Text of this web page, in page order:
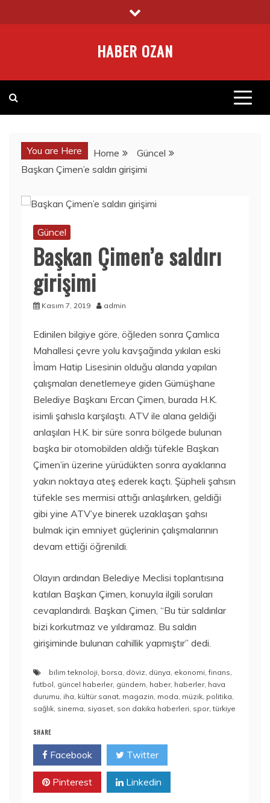
to
HABER OZAN
You are Here Home
Güncel
Başkan Çimen’e saldırı girişimi
Güncel
Başkan Çimen’e saldırı
girişimi
Kasım 7, 2019 admin
Edinilen bilgiye göre, öğleden sonra Çamlıca
Mahallesi çevre yolu kavşağında yıkılan eski
İmam Hatip Lisesinin olduğu alanda yapılan
çalışmaları denetlemeye giden Gümüşhane
Belediye Başkanı Ercan Çimen, burada H.K.
isimli şahısla karşılaştı. ATV ile alana geldiği
anlaşılan H.K. bir süre sonra bölgede bulunan
başka bir otomobilden aldığı tüfekle Başkan
Çimen’in üzerine yürüdükten sonra ayaklarına
yakın noktaya ateş ederek kaçtı. Şüpheli şahsın
tüfekle ses mermisi attığı anlaşılırken, geldiği
gibi yine ATV’ye binerek uzaklaşan şahsı
bulmak için emniyet güçlerinin çalışmalarının
devam ettiği öğrenildi.
Olayın ardından Belediye Meclisi toplantısına
katılan Başkan Çimen, konuyla ilgili soruları
cevaplandırdı. Başkan Çimen, “Bu tür saldırılar
bizi korkutmaz ve yıldıramaz. Bu saldırı
girişiminde bulunan cahillik yapmıştır” dedi.
bilim teknoloji, borsa, döviz, dünya, ekonomi,finans,
futbol, güncel haberler, gündem, haber, haberler, hava
durumu, iha, kültür sanat, magazin, moda, müzik, politika,
sağlık, sinema, siyaset, son dakika haberleri, spor,türkiye
SHARE
Facebook Twitter
Pinterest Linkedin